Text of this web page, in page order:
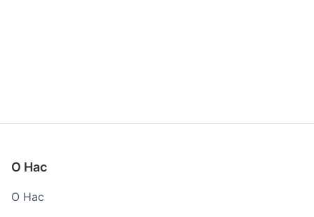
О Нас
О Нас